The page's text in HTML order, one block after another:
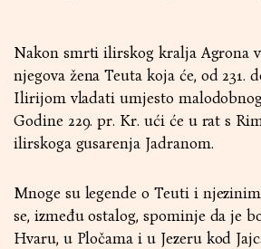
Nakon smrti ilirskog kralja Agrona
njegova žena Teuta koja će, od 231.
Ilirijom vladati umjesto
Godine 229. pr. Kr. ući će u rat s
ilirskoga gusarenja Jadranom.
Mnoge su legende o Teuti i
se, između ostalog, spominje da je
Hvaru, u Pločama i u Jezeru kod